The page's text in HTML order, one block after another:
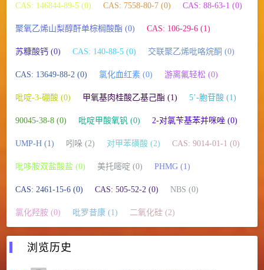
CAS: 146844-89-5 (0) CAS: 7558-80-7 (0) CAS: 88-63-1 (0)
聚氧乙烯山梨醇酐单棕榈酸酯 (0) CAS: 106-29-6 (1)
苏糠酸钙 (0) CAS: 140-88-5 (0) 交联聚乙烯吡咯烷酮 (0)
CAS: 13649-88-2 (0) 氯化血红素 (0) 游离氟轻松 (0)
吡啶-3-硼酸 (0) 甲氧基肉桂酸乙基己酯 (1) 5’-胞苷酸 (1)
90045-38-8 (0) 吡啶甲酸氧钒 (0) 2-对氯苄基苯并咪唑 (0)
UMP-H (1) 吲哚 (2) 对甲苯磺酸 (2) CAS: 9014-01-1 (0)
吡哆胺双盐酸盐 (0) 美托嘧啶 (0) PHMG (1)
CAS: 2461-15-6 (0) CAS: 505-52-2 (0) NBS (0)
氯化羟胺 (0) 吡罗昔康 (1) 二氧化硅 (2)
浏览历史